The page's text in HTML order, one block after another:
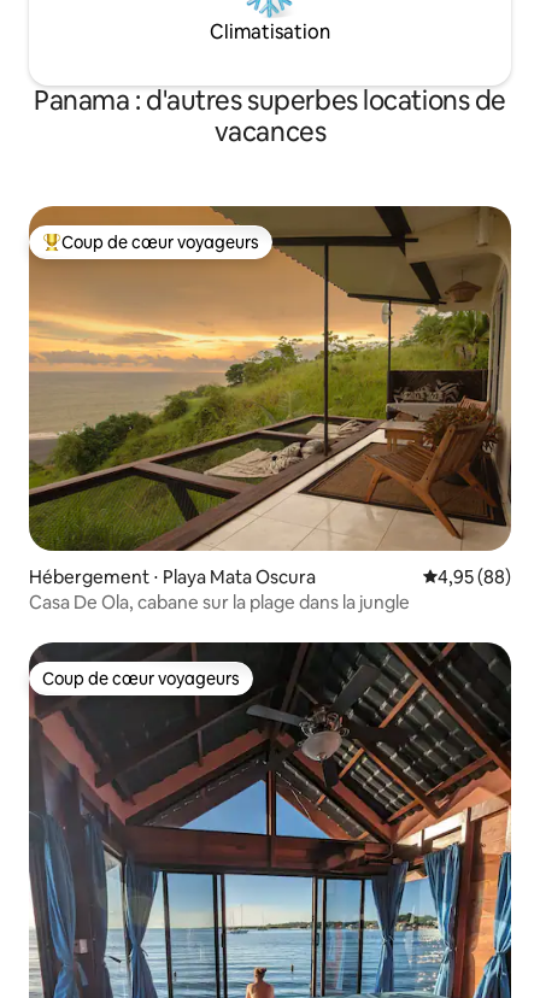
Climatisation
Panama : d'autres superbes locations de
vacances
Coups de cœur voyageurs les plus appréciés
Coup de cœur voyageurs
Hébergement ⋅ Playa Mata Oscura Évaluation
4,95 (88)
Casa De Ola, cabane sur la plage dans la jungle
Coup de cœur voyageurs
Coup de cœur voyageurs